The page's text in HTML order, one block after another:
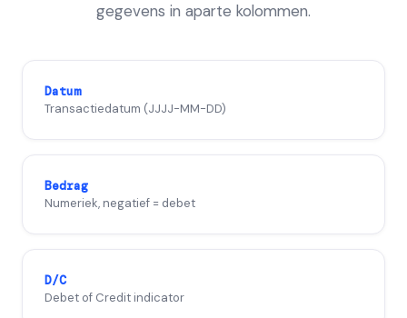
gegevens in aparte kolommen.
Datum
Transactiedatum (JJJJ-MM-DD)
Bedrag
Numeriek, negatief = debet
D/C
Debet of Credit indicator